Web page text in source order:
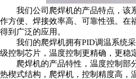
我们公司爬焊机的产品特点，该
作方便、焊接效率高、可靠性强。在
得到广泛的应用。
我们的爬焊机拥有PID调温系统
级控制芯片，温度控制更精确，更稳
爬焊机的产品特性，温度控制部
热楔式结构，爬焊机，控制精度高，